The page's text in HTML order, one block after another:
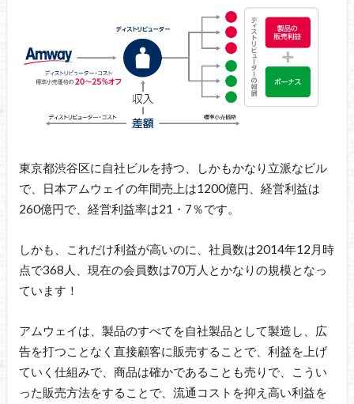
東京都渋谷区に自社ビルを持つ、しかもかなり立派なビル
で、日本アムウェイの年間売上は1200億円、経営利益は
260億円で、経営利益率は21・7％です。
しかも、これだけ利益が高いのに、社員数は2014年12月時
点で368人、現在の会員数は70万人とかなりの規模となっ
ています！
アムウェイは、製品のすべてを自社製品として製造し、広
告を打つことなく直接顧客に販売することで、利益を上げ
ていく仕組みで、商品は確かであることも売りで、こうい
った販売方法をすることで、流通コストを抑え高い利益を